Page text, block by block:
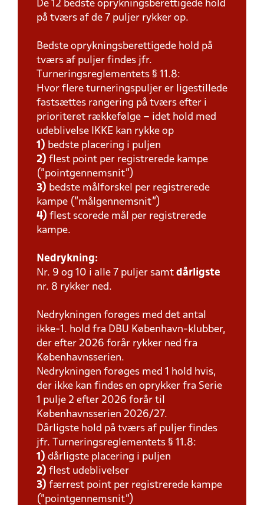
De 12 bedste oprykningsberettigede hold
på tværs af de 7 puljer rykker op.
Bedste oprykningsberettigede hold på
tværs af puljer findes jfr.
Turneringsreglementets § 11.8:
Hvor flere turneringspuljer er ligestillede
fastsættes rangering på tværs efter i
prioriteret rækkefølge – idet hold med
udeblivelse IKKE kan rykke op
1) bedste placering i puljen
2) flest point per registrerede kampe
(”pointgennemsnit”)
3) bedste målforskel per registrerede
kampe (”målgennemsnit”)
4) flest scorede mål per registrerede
kampe.
Nedrykning:
Nr. 9 og 10 i alle 7 puljer samt dårligste
nr. 8 rykker ned.
Nedrykningen forøges med det antal
ikke-1. hold fra DBU København-klubber,
der efter 2026 forår rykker ned fra
Københavnsserien.
Nedrykningen forøges med 1 hold hvis,
der ikke kan findes en oprykker fra Serie
1 pulje 2 efter 2026 forår til
Københavnsserien 2026/27.
Dårligste hold på tværs af puljer findes
jfr. Turneringsreglementets § 11.8:
1) dårligste placering i puljen
2) flest udeblivelser
3) færrest point per registrerede kampe
(”pointgennemsnit”)